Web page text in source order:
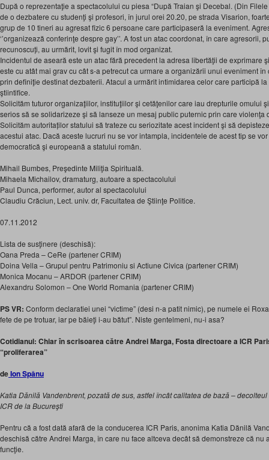
După o reprezentaţie a spectacolului cu piesa “După Traian şi Decebal. (Din
de o dezbatere cu studenţi şi profesori, în jurul orei 20.20, pe strada Visarion,
grup de 10 tineri au agresat fizic 6 persoane care participaseră la eveniment.
‘’organizează conferinţe despre gay’’. A fost un atac coordonat, în care agresorii,
recunoscuți, au urmărit, lovit şi fugit în mod organizat.
Incidentul de aseară este un atac fără precedent la adresa libertăţii de exprimare
este cu atât mai grav cu cât s-a petrecut ca urmare a organizării unui eveniment
prin definiţie destinat dezbaterii. Atacul a urmărit intimidarea celor care participă
ştiintifice.
Solicităm tuturor organizaţiilor, instituţiilor şi cetăţenilor care iau drepturile omului
serios să se solidarizeze şi să lanseze un mesaj public puternic prin care violenţa
Solicităm autoritaților statului să trateze cu seriozitate acest incident şi să
acestui atac. Dacă aceste lucruri nu se vor intampla, incidentele de acest tip se
democratică şi europeană a statului român.
Mihail Bumbes, Preşedinte Miliţia Spirituală.
Mihaela Michailov, dramaturg, autoare a spectacolului
Paul Dunca, performer, autor al spectacolului
Claudiu Crăciun, Lect. univ. dr, Facultatea de Ştiinţe Politice.
07.11.2012
Lista de susţinere (deschisă):
Oana Preda – CeRe (partener CRIM)
Doina Vella – Grupul pentru Patrimoniu si Actiune Civica (partener CRIM)
Monica Mocanu – ARDOR (partener CRIM)
Alexandru Solomon – One World Romania (partener CRIM)
PS VR: Conform declaratiei unei “victime” (desi n-a patit nimic), pe numele ei
fete de pe trotuar, iar pe băieţi i-au bătut”. Niste gentelmeni, nu-i asa?
Cotidianul: Chiar în scrisoarea către Andrei Marga, Fosta directoare a ICR
“proliferarea”
deIon Spânu
Katia Dănilă Vandenbrent, pozată de sus, astfel încât calitatea de bază –
ICR de la Bucureşti
Pentru că a fost dată afară de la conducerea ICR Paris, anonima Katia Dănilă
deschisă către Andrei Marga, în care nu face altceva decât să demonstreze că nu
funcţie.